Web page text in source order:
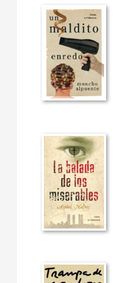
NUESTROS
Cartoné
Ebook
Ebook
Rústica
CATÁLOGOS PDF
Catálogos PDF